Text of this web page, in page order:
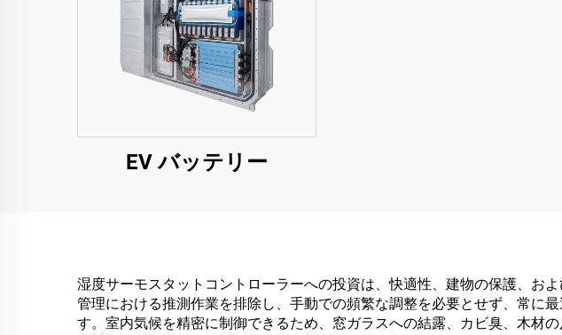
EV バッテリー
湿度サーモスタットコントローラーへの投資は、快適性、建物の保護、お
管理における推測作業を排除し、手動での頻繁な調整を必要とせず、常に
す。室内気候を精密に制御できるため、窓ガラスへの結露、カビ臭、木材